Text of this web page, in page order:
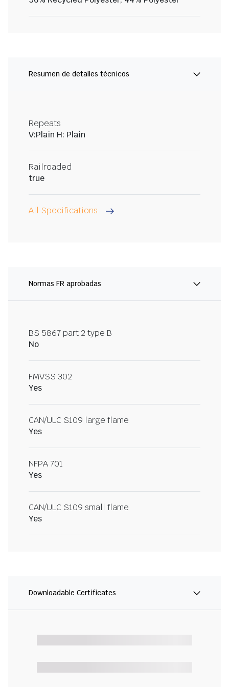
Resumen de detalles técnicos
Repeats
V:Plain H: Plain
Railroaded
true
All Specifications
Normas FR aprobadas
BS 5867 part 2 type B
No
FMVSS 302
Yes
CAN/ULC S109 large flame
Yes
NFPA 701
Yes
CAN/ULC S109 small flame
Yes
Downloadable Certificates